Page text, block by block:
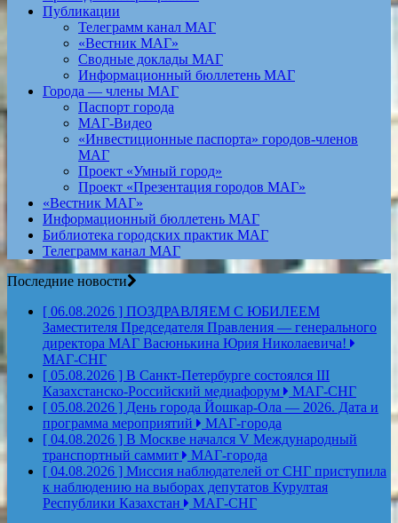
Публикации
Телеграмм канал МАГ
«Вестник МАГ»
Сводные доклады МАГ
Информационный бюллетень МАГ
Города — члены МАГ
Паспорт города
МАГ-Видео
«Инвестиционные паспорта» городов-членов
МАГ
Проект «Умный город»
Проект «Презентация городов МАГ»
«Вестник МАГ»
Информационный бюллетень МАГ
Библиотека городских практик МАГ
Телеграмм канал МАГ
Последние новости
[ 06.08.2026 ] ПОЗДРАВЛЯЕМ С ЮБИЛЕЕМ
Заместителя Председателя Правления — генерального
директора МАГ Васюнькина Юрия Николаевича!
МАГ-СНГ
[ 05.08.2026 ] В Санкт-Петербурге состоялся III
Казахстанско-Российский медиафорум
МАГ-СНГ
[ 05.08.2026 ] День города Йошкар-Ола — 2026. Дата и
программа мероприятий
МАГ-города
[ 04.08.2026 ] В Москве начался V Международный
транспортный саммит
МАГ-города
[ 04.08.2026 ] Миссия наблюдателей от СНГ приступила
к наблюдению на выборах депутатов Курултая
Республики Казахстан
МАГ-СНГ